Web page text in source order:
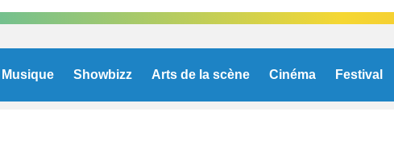
Musique Showbizz Arts de la scène Cinéma Festival